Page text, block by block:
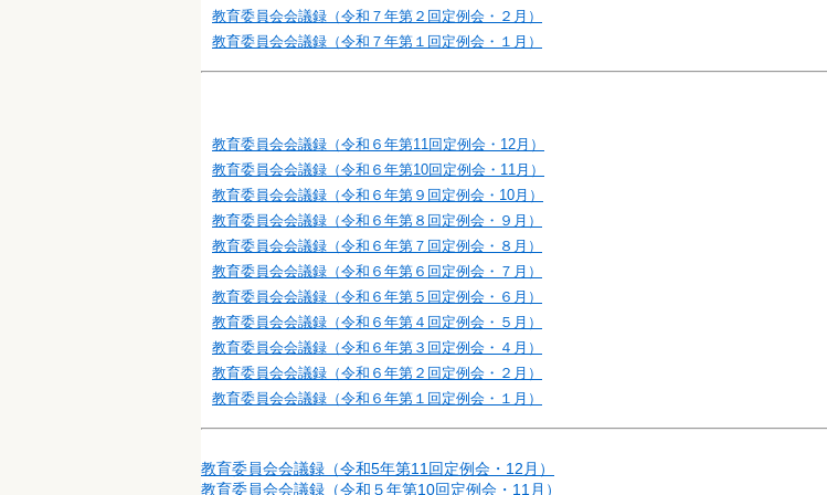
教育委員会会議録（令和７年第２回定例会・２月）
教育委員会会議録（令和７年第１回定例会・１月）
教育委員会会議録（令和６年第11回定例会・12月）
教育委員会会議録（令和６年第10回定例会・11月）
教育委員会会議録（令和６年第９回定例会・10月）
教育委員会会議録（令和６年第８回定例会・９月）
教育委員会会議録（令和６年第７回定例会・８月）
教育委員会会議録（令和６年第６回定例会・７月）
教育委員会会議録（令和６年第５回定例会・６月）
教育委員会会議録（令和６年第４回定例会・５月）
教育委員会会議録（令和６年第３回定例会・４月）
教育委員会会議録（令和６年第２回定例会・２月）
教育委員会会議録（令和６年第１回定例会・１月）
教育委員会会議録（令和5年第11回定例会・12月）
教育委員会会議録（令和５年第10回定例会・11月）